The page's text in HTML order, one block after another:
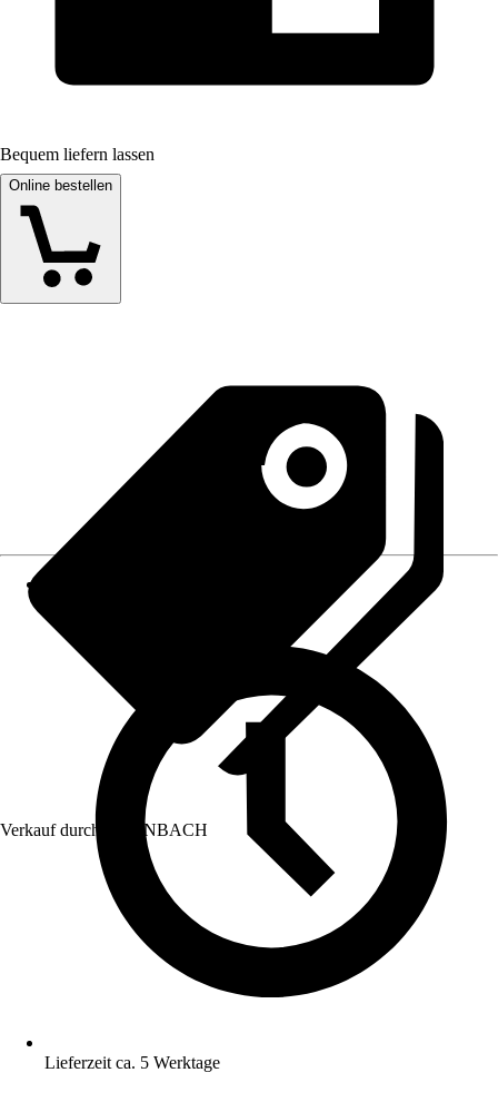
Bequem liefern lassen
Online bestellen
Verkauf durch: HORNBACH
Lieferzeit ca. 5 Werktage